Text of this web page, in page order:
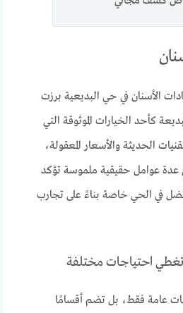
الأسنان في حي البديعية برزت
كأحد الخيارات الموثوقة التي
الحديثة والأسعار المعقولة،
عدة عوامل حقيقية ملموسة تؤكد
في الحي خاصة بناءً على تجارب
احتياجات مختلفة
عامة فقط، بل تضم أقسامًا